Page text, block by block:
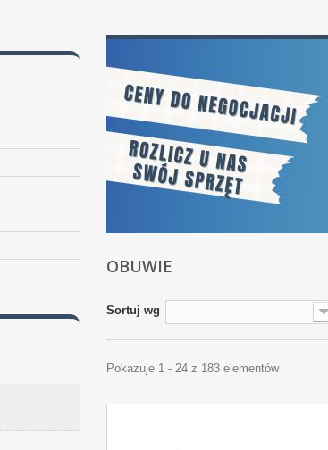
OBUWIE
Sortuj wg --
Pokazuje 1 - 24 z 183 elementów